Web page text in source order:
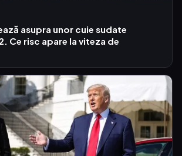
asupra unor cuie sudate
Ce risc apare la viteza de